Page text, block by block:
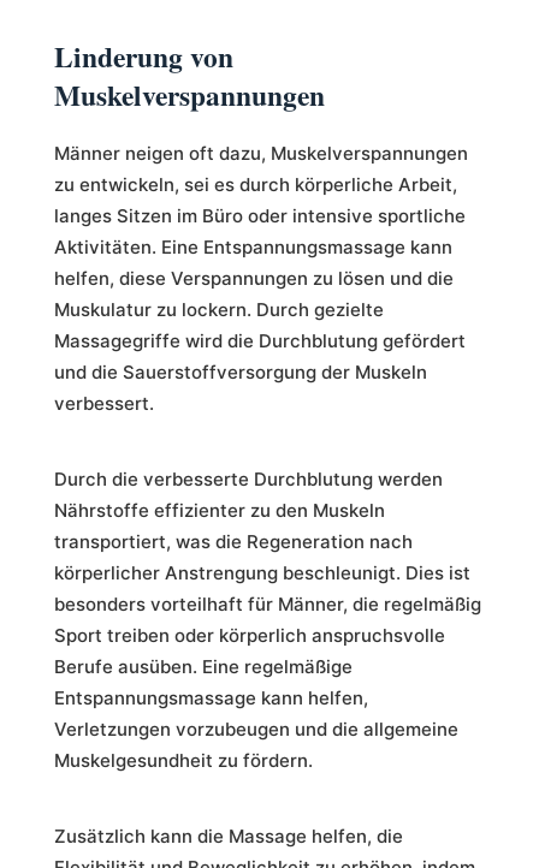
Linderung von
Muskelverspannungen
Männer neigen oft dazu, Muskelverspannungen
zu entwickeln, sei es durch körperliche Arbeit,
langes Sitzen im Büro oder intensive sportliche
Aktivitäten. Eine Entspannungsmassage kann
helfen, diese Verspannungen zu lösen und die
Muskulatur zu lockern. Durch gezielte
Massagegriffe wird die Durchblutung gefördert
und die Sauerstoffversorgung der Muskeln
verbessert.
Durch die verbesserte Durchblutung werden
Nährstoffe effizienter zu den Muskeln
transportiert, was die Regeneration nach
körperlicher Anstrengung beschleunigt. Dies ist
besonders vorteilhaft für Männer, die regelmäßig
Sport treiben oder körperlich anspruchsvolle
Berufe ausüben. Eine regelmäßige
Entspannungsmassage kann helfen,
Verletzungen vorzubeugen und die allgemeine
Muskelgesundheit zu fördern.
Zusätzlich kann die Massage helfen, die